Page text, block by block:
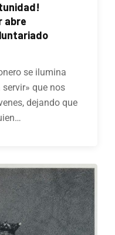
abre
se ilumina
que nos
dejando que